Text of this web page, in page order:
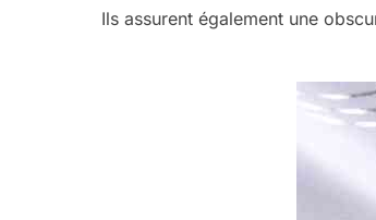
Ils assurent également une